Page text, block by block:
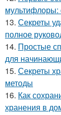
мультифлоры:
13. Секреты
полное
14. Простые
для
15. Секреты
методы
16. Как
хранения в